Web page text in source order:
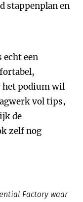
stappenplan en
echt een
het podium wil
vol tips,
de
zelf nog
Factory waar